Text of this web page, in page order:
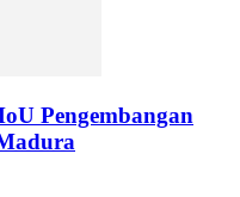
Pengembangan